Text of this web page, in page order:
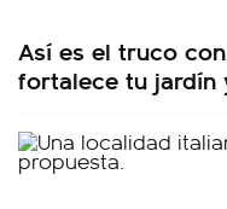
Así es el truco
fortalece tu jardín